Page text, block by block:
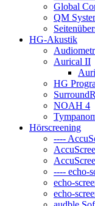
Global
QM
HG-Akustik
Aurical II
HG
NOAH 4
Hörscreening
----
---- echo-
echo-
echo-